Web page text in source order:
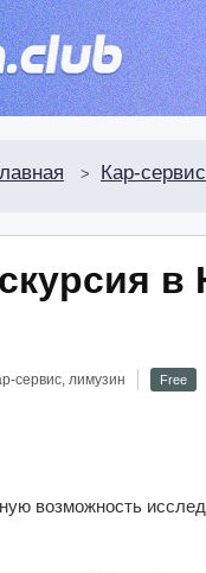
> Кар-
сервис, лимузин Free
возможность